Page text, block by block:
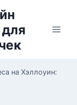
на Хэллоуин: